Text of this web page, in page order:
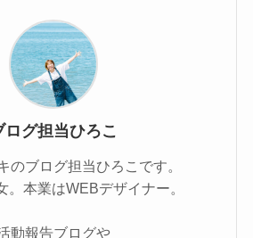
ログ担当ひろこ
のブログ担当ひろこです。
。本業はWEBデザイナー。
動報告ブログや